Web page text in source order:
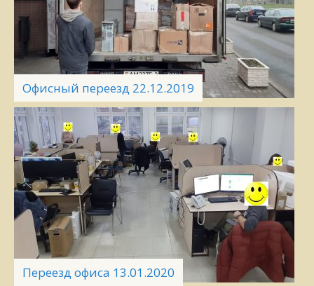
Офисный переезд 22.12.2019
Переезд офиса 13.01.2020